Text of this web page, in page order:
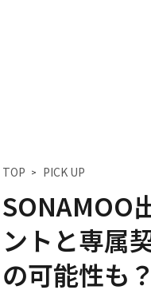
TOP PICK UP
SONAMOO
ントと専属
の可能性も？